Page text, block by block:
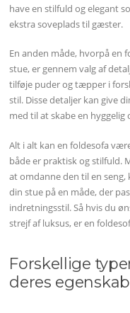
have en stilfuld og elegant
ekstra soveplads til gæster.
En anden måde, hvorpå en
stue, er gennem valg af
tilføje puder og tæpper i
stil. Disse detaljer kan give
med til at skabe en
Alt i alt kan en foldesofa
både er praktisk og stilfuld.
at omdanne den til en seng,
din stue på en måde, der
indretningsstil. Så hvis du
strejf af luksus, er en
Forskellige
deres